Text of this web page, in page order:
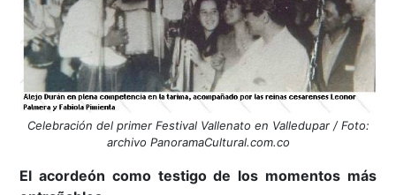
Celebración del primer Festival Vallenato en Valledupar / Foto:
archivo PanoramaCultural.com.co
El acordeón como testigo de los momentos más